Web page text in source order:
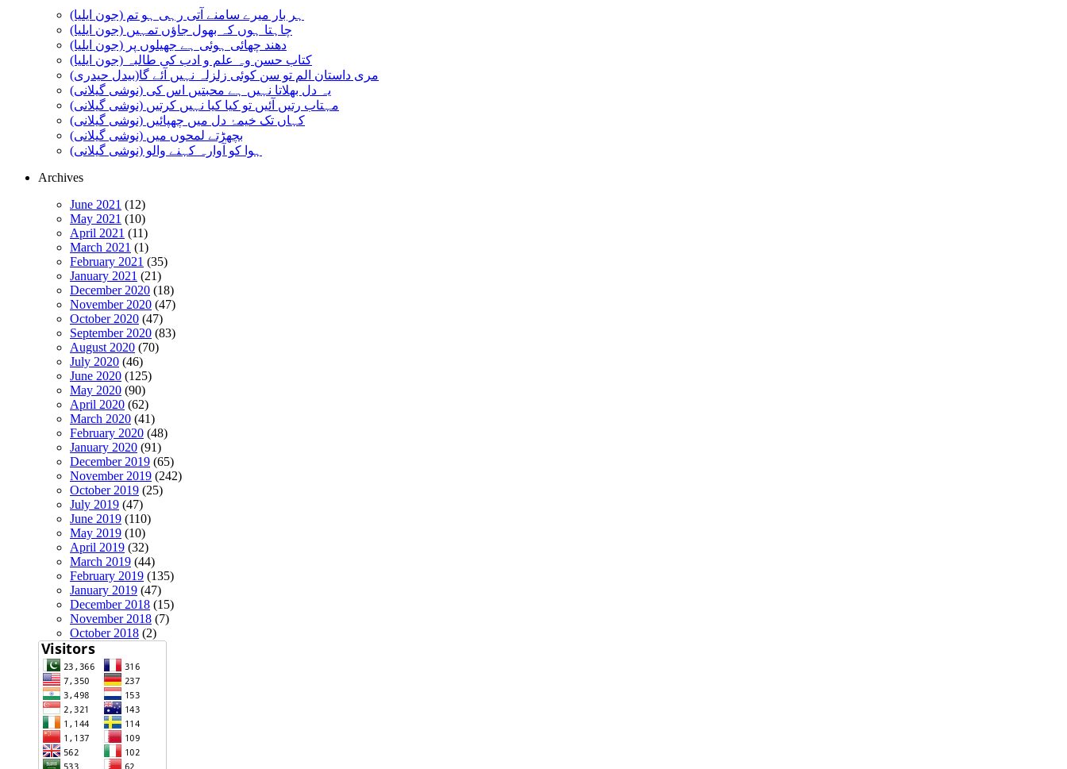
ہر بار میرے سامنے آتی رہی ہو تم (جون ایلیا)
چاہتا ہوں کہ بھول جاؤں تمہیں (جون ایلیا)
دھند چھائی ہوئی ہے جھیلوں پر (جون ایلیا)
کتاب حسن وہ علم و ادب کی طالبہ (جون ایلیا)
مری داستان الم تو سن کوئی زلزلہ نہیں آئے گا(بیدل حیدری)
یہ دل بھلاتا نہیں ہے محبتیں اس کی (نوشی گیلانی)
مہتاب رتیں آئیں تو کیا کیا نہیں کرتیں (نوشی گیلانی)
کہاں تک خیمۂ دل میں چھپائیں (نوشی گیلانی)
بچھڑتے لمحوں میں (نوشی گیلانی)
ہوا کو آوارہ کہنے والو (نوشی گیلانی)
Archives
June 2021 (12)
May 2021 (10)
April 2021 (11)
March 2021 (1)
February 2021 (35)
January 2021 (21)
December 2020 (18)
November 2020 (47)
October 2020 (47)
September 2020 (83)
August 2020 (70)
July 2020 (46)
June 2020 (125)
May 2020 (90)
April 2020 (62)
March 2020 (41)
February 2020 (48)
January 2020 (91)
December 2019 (65)
November 2019 (242)
October 2019 (25)
July 2019 (47)
June 2019 (110)
May 2019 (10)
April 2019 (32)
March 2019 (44)
February 2019 (135)
January 2019 (47)
December 2018 (15)
November 2018 (7)
October 2018 (2)